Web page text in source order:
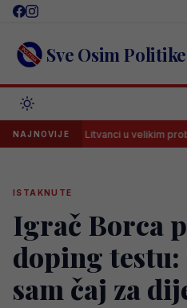
Skip
content Sve Osim Politike
NAJNOVIJE
Litvanci u velikim problemima
ISTAKNUTE
Igrač Borca
doping
sam čaj za